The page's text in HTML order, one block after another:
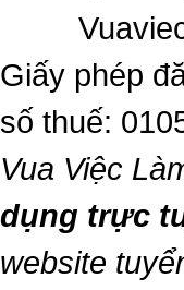
Giấy phép
số thuế:
Vua Việc
dụng trực
website